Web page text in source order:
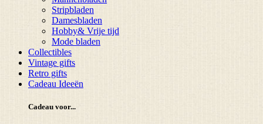
Stripbladen
Damesbladen
Hobby& Vrije tijd
Mode bladen
Collectibles
Vintage gifts
Retro gifts
Cadeau Ideeën
Cadeau voor...